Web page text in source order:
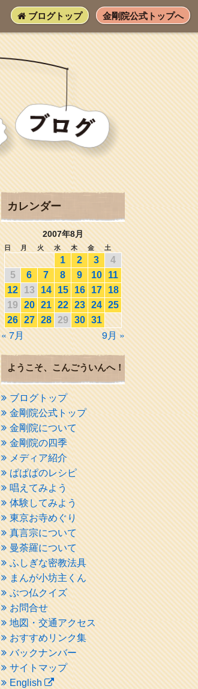
ブログトップ 金剛院公式トップへ
カレンダー
2007年8月
日 月 火 水 木 金 土
1 2 3
4
5
6 7 8 9 10
11
12
13 14 15 16 17
18
19
20 21 22 23 24 25
26 27 28 29 30 31
« 7月 9月 »
ようこそ、こんごういんへ！
ブログトップ
金剛院公式トップ
金剛院について
金剛院の四季
メディア紹介
ぱぱぱのレシピ
唱えてみよう
体験してみよう
東京お寺めぐり
真言宗について
曼荼羅について
ふしぎな密教法具
まんが小坊主くん
ぶつ仏クイズ
お問合せ
地図・交通アクセス
おすすめリンク集
バックナンバー
サイトマップ
English